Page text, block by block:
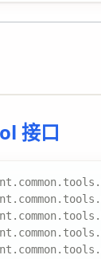
接口
. common. tools .
. common. tools .
. common. tools .
. common. tools .
. common. tools .